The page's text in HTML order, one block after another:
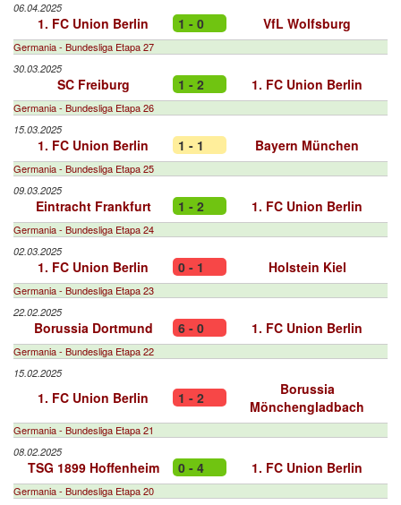
06.04.2025
1. FC Union Berlin 1 - 0 VfL Wolfsburg
Germania - Bundesliga Etapa 27
30.03.2025
SC Freiburg 1 - 2 1. FC Union Berlin
Germania - Bundesliga Etapa 26
15.03.2025
1. FC Union Berlin 1 - 1 Bayern München
Germania - Bundesliga Etapa 25
09.03.2025
Eintracht Frankfurt 1 - 2 1. FC Union Berlin
Germania - Bundesliga Etapa 24
02.03.2025
1. FC Union Berlin 0 - 1 Holstein Kiel
Germania - Bundesliga Etapa 23
22.02.2025
Borussia Dortmund 6 - 0 1. FC Union Berlin
Germania - Bundesliga Etapa 22
15.02.2025
1. FC Union Berlin 1 - 2
Borussia
Mönchengladbach
Germania - Bundesliga Etapa 21
08.02.2025
TSG 1899 Hoffenheim 0 - 4 1. FC Union Berlin
Germania - Bundesliga Etapa 20